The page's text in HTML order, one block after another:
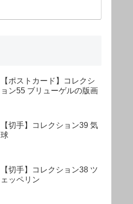
【ポストカード】コレクシ
ョン55 ブリューゲルの版画
【切手】コレクション39 気
球
【切手】コレクション38 ツ
ェッペリン